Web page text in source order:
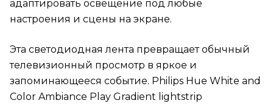
адаптировать освещение под любые
настроения и сцены на экране.
Эта светодиодная лента превращает обычный
телевизионный просмотр в яркое и
запоминающееся событие. Philips Hue White and
Color Ambiance Play Gradient lightstrip